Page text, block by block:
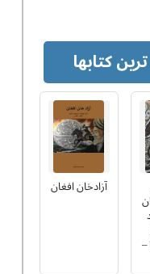
کتابها
واکمن ۱۷۴۷–
آزادخان افغان